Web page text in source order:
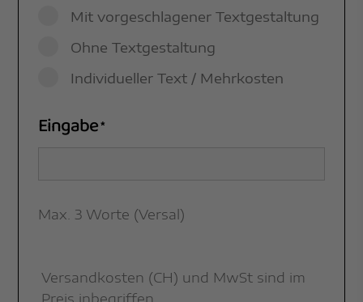
Mit vorgeschlagener Textgestaltung
Ohne Textgestaltung
Individueller Text / Mehrkosten
Eingabe*
Max. 3 Worte (Versal)
Versandkosten (CH) und MwSt sind im
Preis inbegriffen.